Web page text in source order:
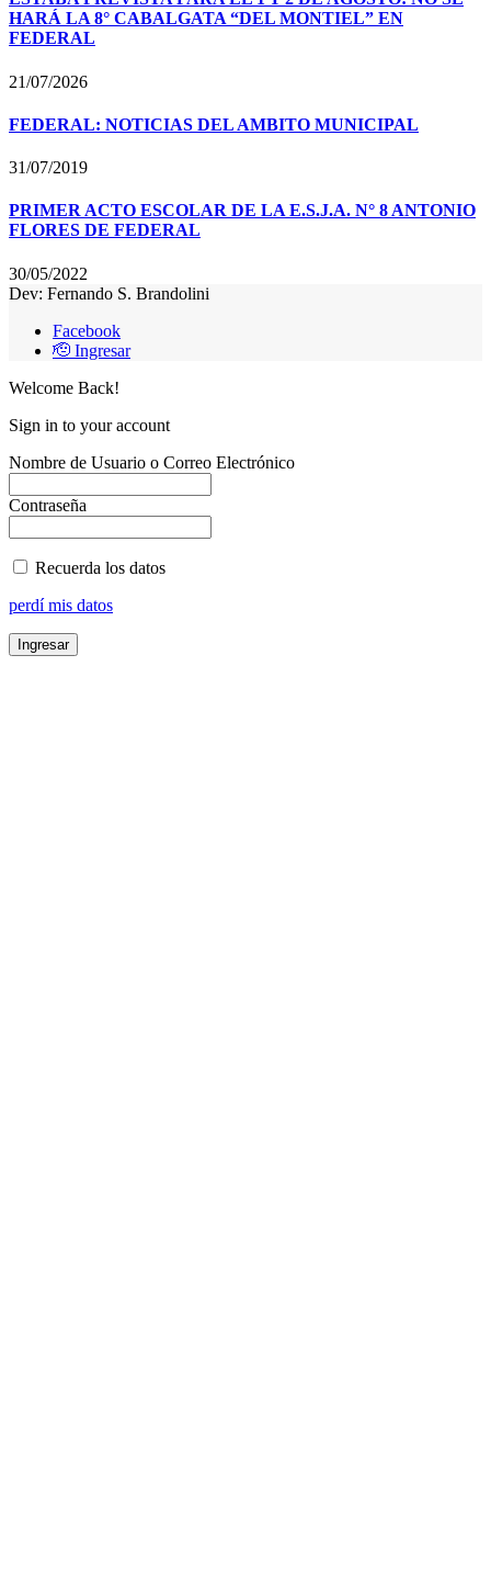
HARÁ LA 8° CABALGATA “DEL MONTIEL” EN
FEDERAL
21/07/2026
FEDERAL: NOTICIAS DEL AMBITO MUNICIPAL
31/07/2019
PRIMER ACTO ESCOLAR DE LA E.S.J.A. N° 8 ANTONIO
FLORES DE FEDERAL
30/05/2022
Dev: Fernando S. Brandolini
Facebook
🫡 Ingresar
Welcome Back!
Sign in to your account
Nombre de Usuario o Correo Electrónico
Contraseña
Recuerda los datos
perdí mis datos